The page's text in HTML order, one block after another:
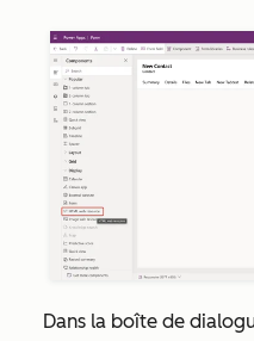
Dans la boîte de